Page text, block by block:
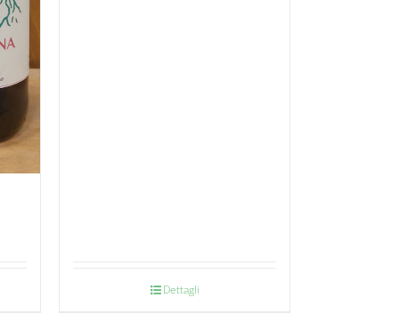
Dettagli